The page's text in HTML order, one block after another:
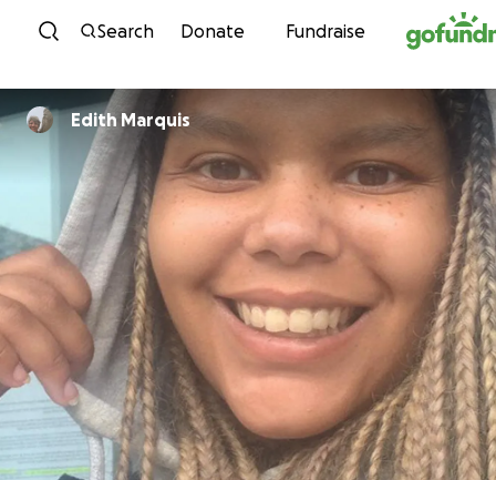
Skip to content
Search Donate Fundraise
Edith Marquis